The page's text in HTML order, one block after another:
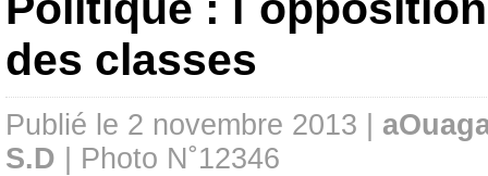
des classes
Publié le 2 novembre 2013 |
S.D | Photo N˚12346